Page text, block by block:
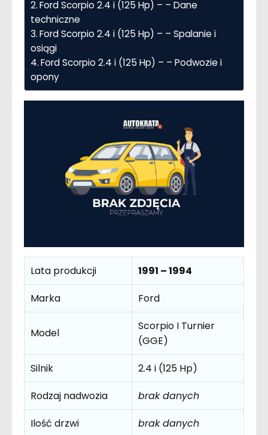
Ford Scorpio 2.4 i (125 Hp) – – Dane
techniczne
Ford Scorpio 2.4 i (125 Hp) – – Spalanie i
osiągi
Ford Scorpio 2.4 i (125 Hp) – – Podwozie i
opony
Lata produkcji
1991 – 1994
Marka
Ford
Model
Scorpio I Turnier
(GGE)
Silnik
2.4 i (125 Hp)
Rodzaj nadwozia
brak danych
Ilość drzwi
brak danych